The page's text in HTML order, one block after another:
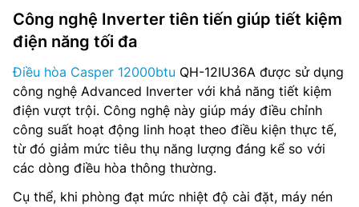
Công nghệ Inverter tiên tiến giúp tiết kiệm
điện năng tối đa
Điều hòa Casper 12000btu QH-12IU36A được sử dụng
công nghệ Advanced Inverter với khả năng tiết kiệm
điện vượt trội. Công nghệ này giúp máy điều chỉnh
công suất hoạt động linh hoạt theo điều kiện thực tế,
từ đó giảm mức tiêu thụ năng lượng đáng kể so với
các dòng điều hòa thông thường.
Cụ thể, khi phòng đạt mức nhiệt độ cài đặt, máy nén